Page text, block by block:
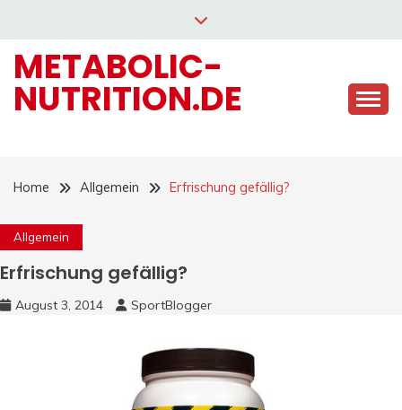
content
METABOLIC-
NUTRITION.DE
Home Allgemein Erfrischung gefällig?
Allgemein
Erfrischung gefällig?
August 3, 2014 SportBlogger